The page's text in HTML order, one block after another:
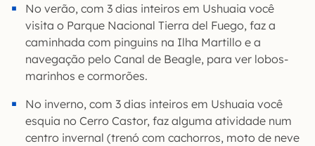
No verão, com 3 dias inteiros em Ushuaia você
visita o Parque Nacional Tierra del Fuego, faz a
caminhada com pinguins na Ilha Martillo e a
navegação pelo Canal de Beagle, para ver lobos-
marinhos e cormorões.
No inverno, com 3 dias inteiros em Ushuaia você
esquia no Cerro Castor, faz alguma atividade num
centro invernal (trenó com cachorros, moto de neve